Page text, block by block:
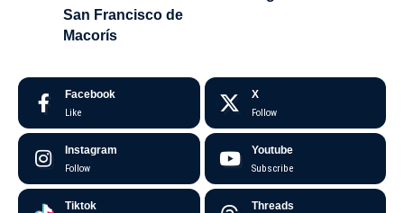
San Francisco de
Macorís
Facebook
Like
X
Follow
Instagram
Follow
Youtube
Subscribe
Tiktok Threads